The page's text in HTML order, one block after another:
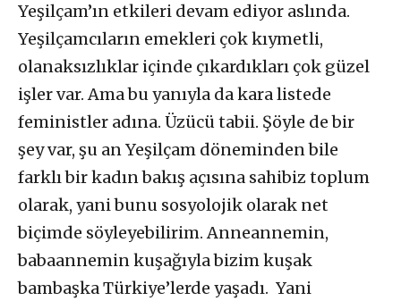
Yeşilçam’ın etkileri devam ediyor aslında.
Yeşilçamcıların emekleri çok kıymetli,
olanaksızlıklar içinde çıkardıkları çok güzel
işler var. Ama bu yanıyla da kara listede
feministler adına. Üzücü tabii. Şöyle de bir
şey var, şu an Yeşilçam döneminden bile
farklı bir kadın bakış açısına sahibiz toplum
olarak, yani bunu sosyolojik olarak net
biçimde söyleyebilirim. Anneannemin,
babaannemin kuşağıyla bizim kuşak
bambaşka Türkiye’lerde yaşadı. Yani